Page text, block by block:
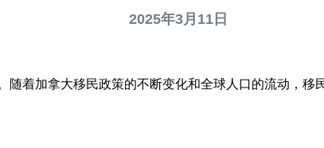
2025年3月11日
着加拿大移民政策的不断变化和全球人口的流动，